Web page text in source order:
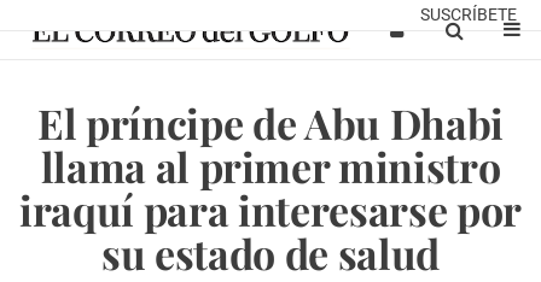
SUSCRÍBETE
El príncipe de Abu Dhabi
llama al primer ministro
iraquí para interesarse por
su estado de salud